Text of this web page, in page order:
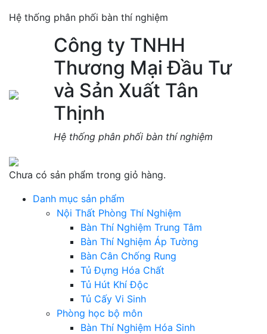
Hệ thống phân phối bàn thí nghiệm
Công ty TNHH
Thương Mại Đầu Tư
và Sản Xuất Tân
Thịnh
Hệ thống phân phối bàn thí nghiệm
Chưa có sản phẩm trong giỏ hàng.
Danh mục sản phẩm
Nội Thất Phòng Thí Nghiệm
Bàn Thí Nghiệm Trung Tâm
Bàn Thí Nghiệm Áp Tường
Bàn Cân Chống Rung
Tủ Đựng Hóa Chất
Tủ Hút Khí Độc
Tủ Cấy Vi Sinh
Phòng học bộ môn
Bàn Thí Nghiệm Hóa Sinh